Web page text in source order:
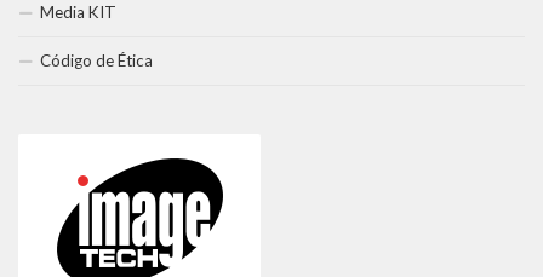
Media KIT
Código de Ética